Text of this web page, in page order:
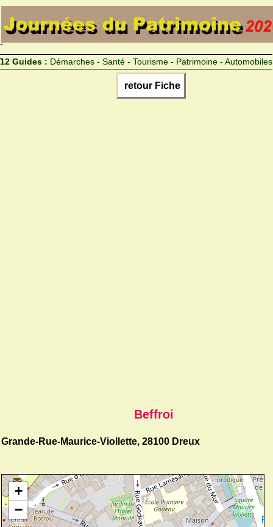
12 Guides : Démarches - Santé - Tourisme - Patrimoine - Automobiles
retour Fiche
Beffroi
Grande-Rue-Maurice-Viollette, 28100 Dreux
+
−